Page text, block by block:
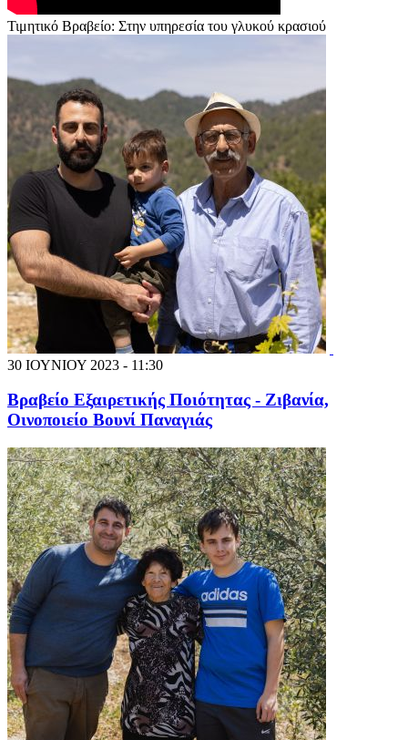
Τιμητικό Βραβείο: Στην υπηρεσία του γλυκού κρασιού
30 ΙΟΥΝΙΟΥ 2023 - 11:30
Βραβείο Εξαιρετικής Ποιότητας - Ζιβανία,
Οινοποιείο Βουνί Παναγιάς